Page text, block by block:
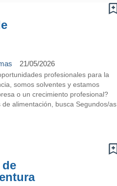
21/05/2026
profesionales para la
somos solventes y estamos
o un crecimiento profesional?
alimentación, busca Segundos/as